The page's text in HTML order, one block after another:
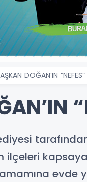
DOĞAN’IN
ilçeleri
evde